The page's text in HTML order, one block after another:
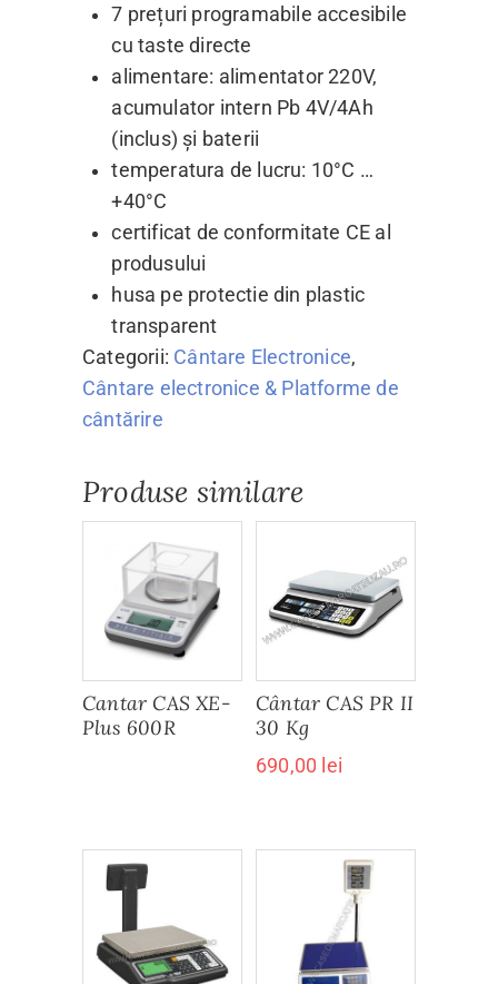
7 prețuri programabile accesibile
cu taste directe
alimentare: alimentator 220V,
acumulator intern Pb 4V/4Ah
(inclus) și baterii
temperatura de lucru: 10°C …
+40°C
certificat de conformitate CE al
produsului
husa pe protectie din plastic
transparent
Categorii: Cântare Electronice,
Cântare electronice & Platforme de
cântărire
Produse similare
Cantar CAS XE-
Plus 600R
Cântar CAS PR II
30 Kg
690,00 lei